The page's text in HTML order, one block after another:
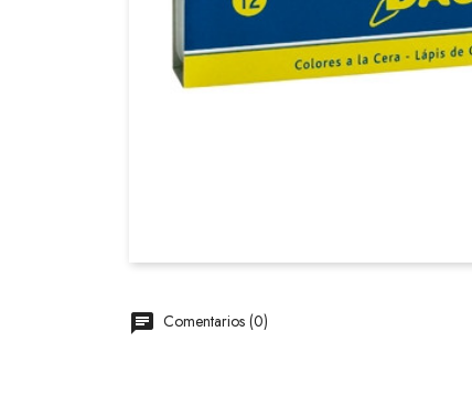
Comentarios (0)